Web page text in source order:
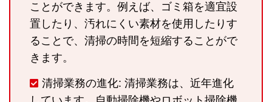
ことができます。例えば、ゴミ箱を適宜設
置したり、汚れにくい素材を使用したりす
ることで、清掃の時間を短縮することがで
きます。
清掃業務の進化: 清掃業務は、近年進化